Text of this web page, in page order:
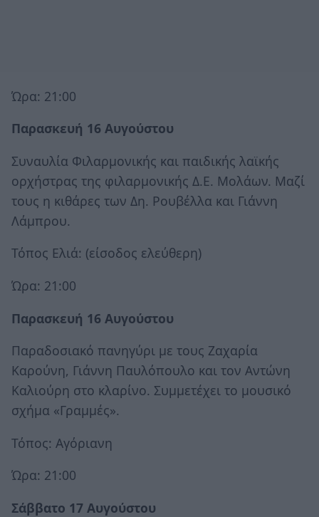
Ώρα: 21:00
Παρασκευή 16 Αυγούστου
Συναυλία Φιλαρμονικής και παιδικής λαϊκής
ορχήστρας της φιλαρμονικής Δ.Ε. Μολάων. Μαζί
τους η κιθάρες των Δη. Ρουβέλλα και Γιάννη
Λάμπρου.
Τόπος Ελιά: (είσοδος ελεύθερη)
Ώρα: 21:00
Παρασκευή 16 Αυγούστου
Παραδοσιακό πανηγύρι με τους Ζαχαρία
Καρούνη, Γιάννη Παυλόπουλο και τον Αντώνη
Καλιούρη στο κλαρίνο. Συμμετέχει το μουσικό
σχήμα «Γραμμές».
Τόπος: Αγόριανη
Ώρα: 21:00
Σάββατο 17 Αυγούστου